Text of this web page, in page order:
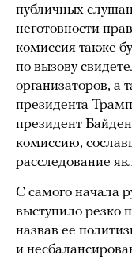
публичных
неготовности
комиссия также
по вызову
организаторов, а
президента
президент Байден
комиссию,
расследование
С самого начала
выступило резко
назвав ее
и